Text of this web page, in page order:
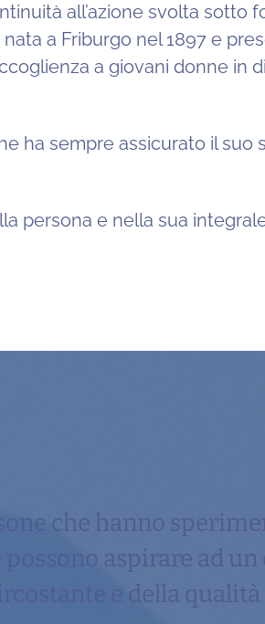
all’azione svolta sotto
nata a Friburgo nel 1897 e
a giovani donne in
ha sempre assicurato il
persona e nella sua
che hanno
aspirare ad
e della